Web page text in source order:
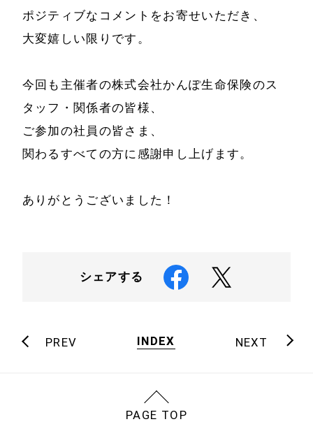
ポジティブなコメントをお寄せいただき、
大変嬉しい限りです。
今回も主催者の株式会社かんぽ生命保険のス
タッフ・関係者の皆様、
ご参加の社員の皆さま、
関わるすべての方に感謝申し上げます。
ありがとうございました！
シェアする
PREV INDEX NEXT
PAGE TOP